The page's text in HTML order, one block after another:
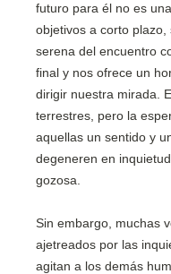
futuro para él no es
objetivos a corto
serena del encuentro
final y nos ofrece un
dirigir nuestra mirada.
terrestres, pero la
aquellas un sentido y
degeneren en
gozosa.
Sin embargo, muchas
ajetreados por las
agitan a los demás